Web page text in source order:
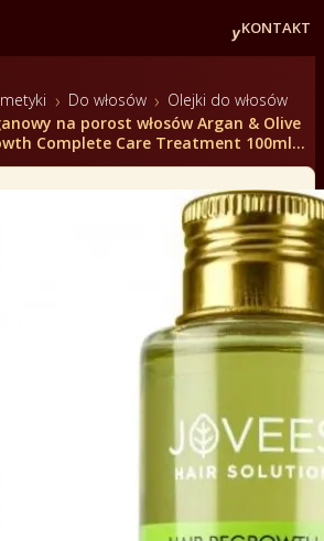
KONTAKT
Do włosów
Olejki do włosów
na porost włosów Argan & Olive
Complete Care Treatment 100ml